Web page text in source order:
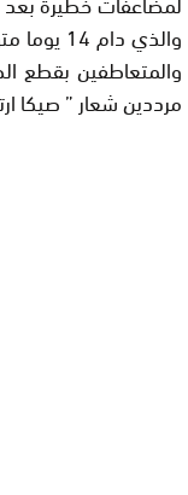
والذي
والمتعاطفين بقطع
مرددين شعار ” صيكا